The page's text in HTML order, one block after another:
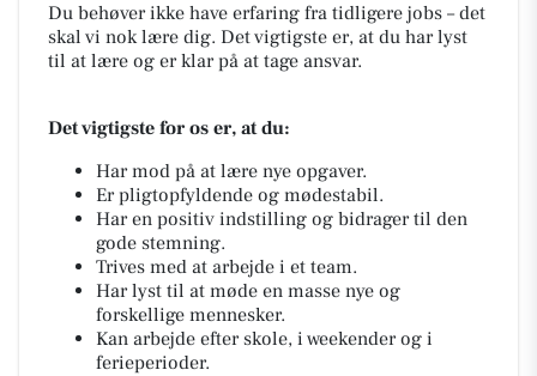
Du behøver ikke have erfaring fra tidligere jobs – det
skal vi nok lære dig. Det vigtigste er, at du har lyst
til at lære og er klar på at tage ansvar.
Det vigtigste for os er, at du:
Har mod på at lære nye opgaver.
Er pligtopfyldende og mødestabil.
Har en positiv indstilling og bidrager til den
gode stemning.
Trives med at arbejde i et team.
Har lyst til at møde en masse nye og
forskellige mennesker.
Kan arbejde efter skole, i weekender og i
ferieperioder.